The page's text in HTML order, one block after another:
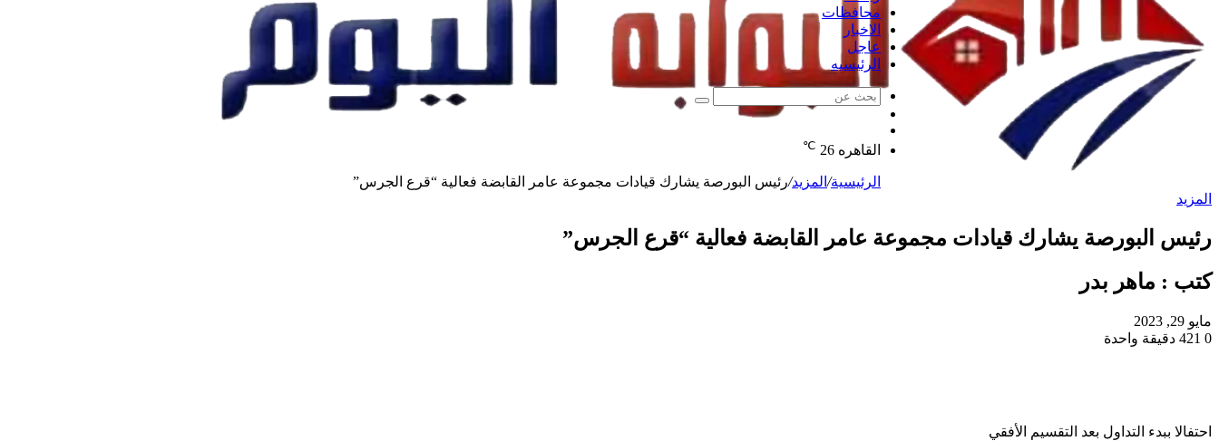
محافظات
الاخبار
عاجل
الرئيسيه
بحث
عشوائي
القاهره 26
℃
الرئيسية/ المزيد/رئيس البورصة يشارك قيادات مجموعة عامر القابضة فعالية “قرع الجرس”
المزيد
رئيس البورصة يشارك قيادات مجموعة عامر القابضة فعالية “قرع الجرس”
كتب : ماهر بدر
مايو 29, 2023
0
دقيقة واحدة
احتفالا ببدء التداول بعد التقسيم الأفقي